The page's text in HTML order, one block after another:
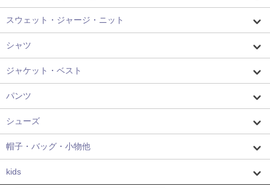
スウェット・ジャージ・ニット
シャツ
ジャケット・ベスト
パンツ
シューズ
帽子・バッグ・小物他
kids